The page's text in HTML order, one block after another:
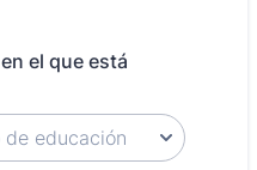
el que está